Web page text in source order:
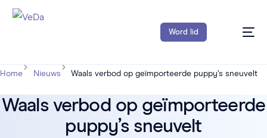
Word lid
Home Nieuws Waals verbod op geïmporteerde puppy’s sneuvelt
Waals verbod op geïmporteerde
puppy’s sneuvelt